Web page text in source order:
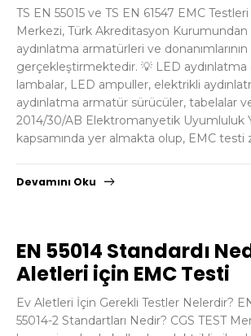
TS EN 55015 ve TS EN 61547 EMC Testleri
Merkezi, Türk Akreditasyon
aydınlatma armatürleri ve
gerçekleştirmektedir. 💡 LED
lambalar, LED ampuller, elektrikli
aydınlatma armatür sürücüler, tabelalar
2014/30/AB Elektromanyetik Uyumluluk
kapsamında yer almakta olup, EMC testi
Devamını Oku
EN 55014 Standardı
Aletleri için EMC Testi
Ev Aletleri İçin Gerekli Testler Nelerdir?
55014-2 Standartları Nedir? CGS TEST